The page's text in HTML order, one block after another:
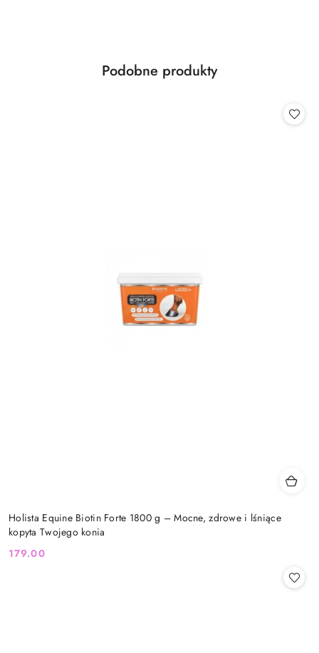
Pomiń karuzelę produktów
Produkty
Podobne produkty
Holista Equine Biotin Forte 1800 g – Mocne, zdrowe i lśniące
kopyta Twojego konia
Cena:
179.00